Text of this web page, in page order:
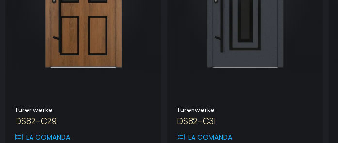
Turenwerke
DS82-C29
LA COMANDA
Turenwerke
DS82-C31
LA COMANDA